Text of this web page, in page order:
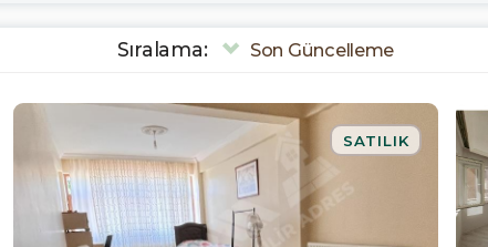
Sıralama: Son Güncelleme
SATILIK